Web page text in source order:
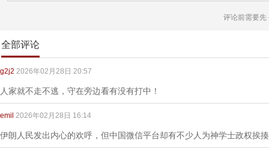
评论前需要先
全部评论
g2j2 2026年02月28日 20:57
人家就不走不逃，守在旁边看有没有打中！
emil 2026年02月28日 16:14
伊朗人民发出内心的欢呼，但中国微信平台却有不少人为神学士政权挨